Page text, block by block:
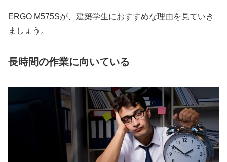
ERGO M575Sが、建築学生におすすめな理由を見ていき
ましょう。
長時間の作業に向いている